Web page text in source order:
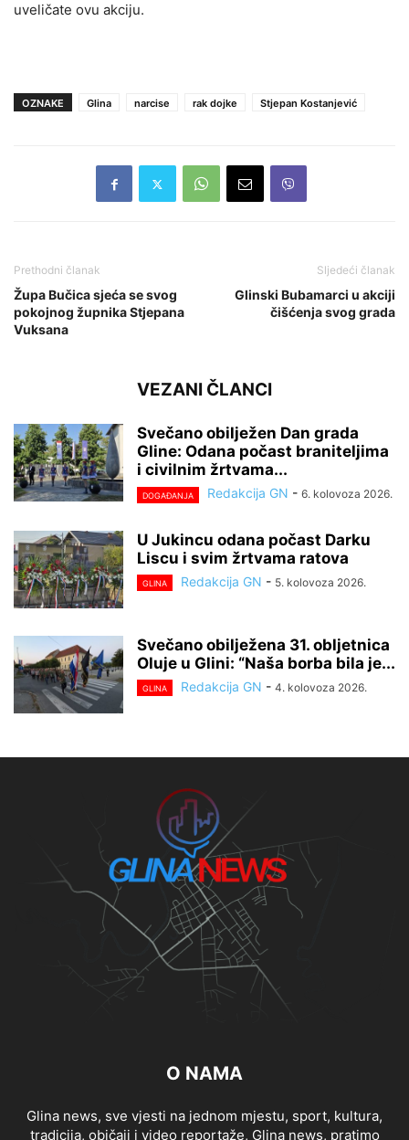
uveličate ovu akciju.
OZNAKE Glina narcise rak dojke Stjepan Kostanjević
Prethodni članak
Župa Bučica sjeća se svog
pokojnog župnika Stjepana
Vuksana
Sljedeći članak
Glinski Bubamarci u akciji
čišćenja svog grada
VEZANI ČLANCI
Svečano obilježen Dan grada
Gline: Odana počast braniteljima
i civilnim žrtvama...
DOGAĐANJA Redakcija GN - 6. kolovoza 2026.
U Jukincu odana počast Darku
Liscu i svim žrtvama ratova
GLINA Redakcija GN - 5. kolovoza 2026.
Svečano obilježena 31. obljetnica
Oluje u Glini: “Naša borba bila je...
GLINA Redakcija GN - 4. kolovoza 2026.
O NAMA
Glina news, sve vjesti na jednom mjestu, sport, kultura,
tradicija, običaji i video reportaže, Glina news, pratimo